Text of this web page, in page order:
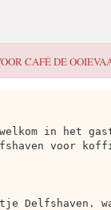
CAFÉ DE
in het
voor
Delfshaven.